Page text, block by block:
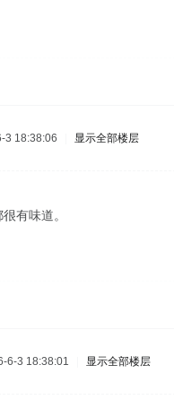
3 18:38:06 显示全部楼层
有味道。
6-3 18:38:01 显示全部楼层